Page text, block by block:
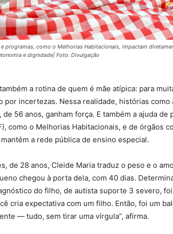
programas, como o Melhorias Habitacionais, impactam
e dignidade| Foto: Divulgação
a rotina de quem é mãe atípica: para
por incertezas. Nessa realidade, histórias como
de 56 anos, ganham força. E também a ajuda de
como o Melhorias Habitacionais, e de órgãos
mantém a rede pública de ensino especial.
de 28 anos, Cleide Maria traduz o peso e o
chegou à porta dela, com 40 dias.
do filho, de autista suporte 3 severo,
cria expectativa com um filho. Então, foi um
— tudo, sem tirar uma vírgula”, afirma.